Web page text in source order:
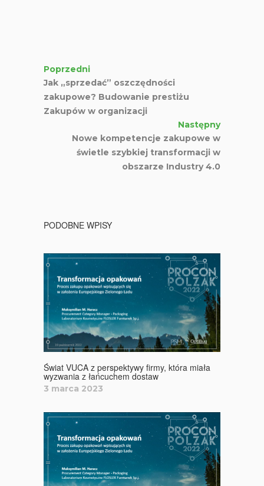
Poprzedni
Jak „sprzedać” oszczędności
zakupowe? Budowanie prestiżu
Zakupów w organizacji
Następny
Nowe kompetencje zakupowe w
świetle szybkiej transformacji w
obszarze Industry 4.0
PODOBNE WPISY
Świat VUCA z perspektywy firmy, która miała
wyzwania z łańcuchem dostaw
3 marca 2023